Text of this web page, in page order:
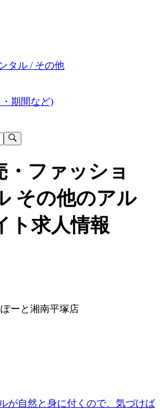
タル / その他
期間など)
・ファッショ
その他のアル
ト求人情報
ーと湘南平塚店
が自然と身に付くので、気づけば